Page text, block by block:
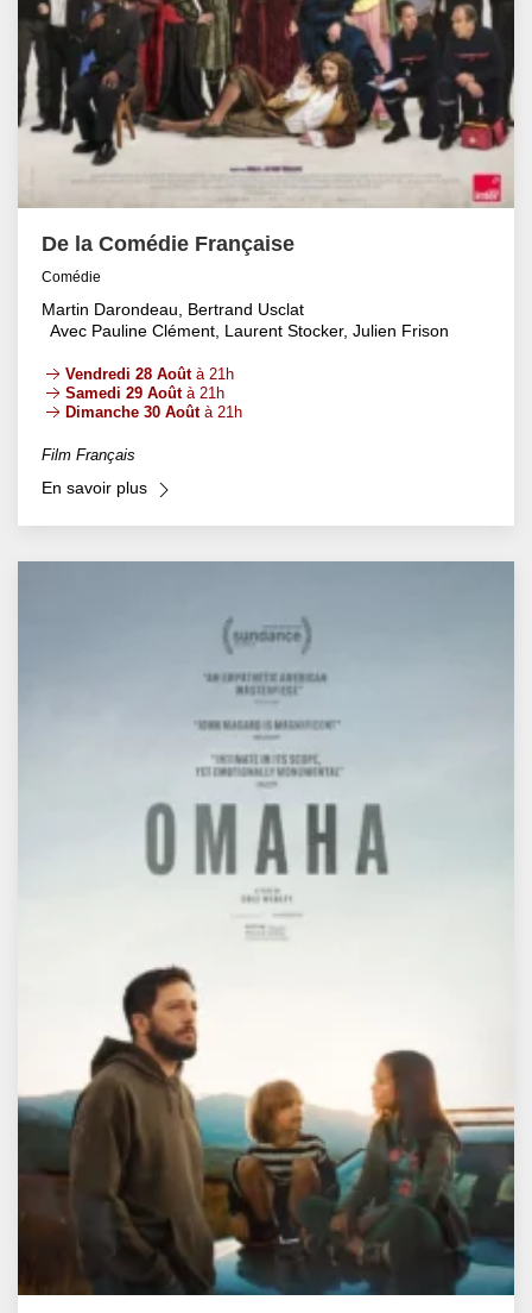
De la Comédie Française
Comédie
Martin Darondeau, Bertrand Usclat
Avec Pauline Clément, Laurent Stocker, Julien Frison
Vendredi 28 Aoûtà 21h
Samedi 29 Aoûtà 21h
Dimanche 30 Aoûtà 21h
Film Français
En savoir plus